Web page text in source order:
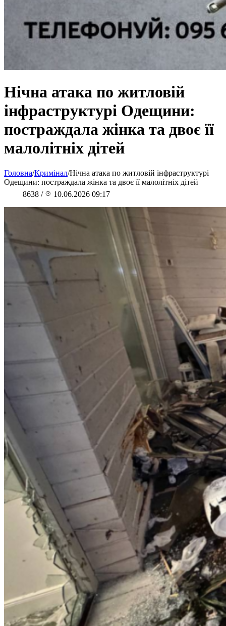
Нічна атака по житловій
інфраструктурі Одещини:
постраждала жінка та двоє її
малолітніх дітей
Головна/Кримінал/Нічна атака по житловій інфраструктурі
Одещини: постраждала жінка та двоє її малолітніх дітей
8638 / 10.06.2026 09:17